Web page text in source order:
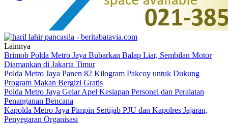
Lainnya
Brimob Polda Metro Jaya Bubarkan Balap Liar, Sembilan Motor
Diamankan di Jakarta Timur
Polda Metro Jaya Panen 82 Kilogram Pakcoy untuk Dukung
Program Makan Bergizi Gratis
Polda Metro Jaya Gelar Apel Kesiapan Personel dan Peralatan
Penanganan Bencana
Kapolda Metro Jaya Pimpin Sertijab PJU dan Kapolres Jajaran,
Penyegaran Organisasi